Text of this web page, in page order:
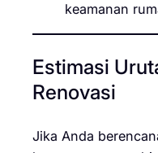
keamanan
Estimasi
Renovasi
Jika Anda